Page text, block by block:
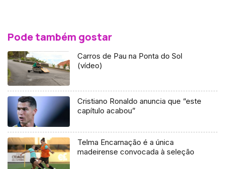
Pode também gostar
Carros de Pau na Ponta do Sol
(vídeo)
Cristiano Ronaldo anuncia que “este
capítulo acabou”
Telma Encarnação é a única
madeirense convocada à seleção